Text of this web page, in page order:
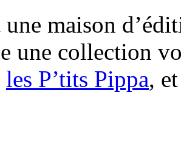
une maison
une collection
les P’tits Pippa,